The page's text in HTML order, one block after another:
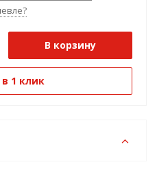
В корзину
1 клик